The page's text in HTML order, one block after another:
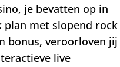
je bevatten op in
plan met slopend rock
bonus, veroorloven jij
live